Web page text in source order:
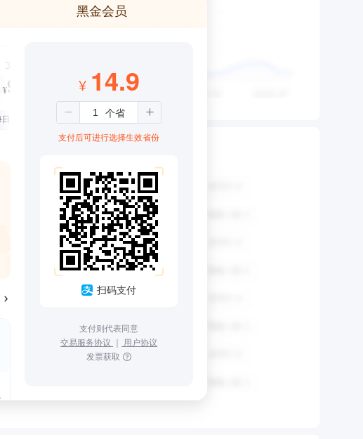
黑金会员
3个月
¥99
仅1.08元
¥ 14.9
支付后可进行选择生效省份
扫码支付
支付则代表同意
交易服务协议 ｜ 用户协议
发票获取